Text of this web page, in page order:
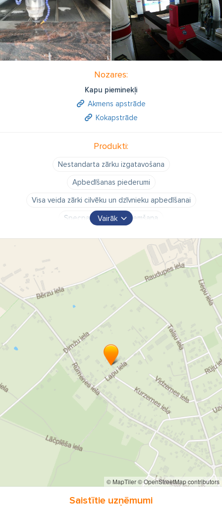
Nozares:
Kapu pieminekļi
Akmens apstrāde
Kokapstrāde
Produkti:
Nestandarta zārku izgatavošana
Apbedīšanas piederumi
Visa veida zārki cilvēku un dzīvnieku apbedīšanai
Specpasūtījumu pieņemšana
kapavietu labiekārtošana
Kapu pieminekļi
CNC un lāzera gravējumi
CNC un lāzera graviera pakalpojumi
koka apstrāde
akmens apstrāde
plastikāta apstrāde
Kapu labiekārtošana un apbedīšanas piederumi
Kapu labiekārtošana
apbedīšanas piederumi
"Kalve Kandavā" Kapu labiekārtošana un apbedīšanas
piederumi
Vairāk
© MapTiler© OpenStreetMap contributors
Saistītie uzņēmumi